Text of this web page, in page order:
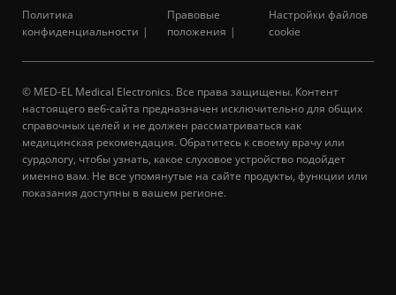
Политика
конфиденциальности
Правовые
положения
Настройки файлов
cookie
© MED-EL Medical Electronics. Все права защищены. Контент
настоящего веб-сайта предназначен исключительно для общих
справочных целей и не должен рассматриваться как
медицинская рекомендация. Обратитесь к своему врачу или
сурдологу, чтобы узнать, какое слуховое устройство подойдет
именно вам. Не все упомянутые на сайте продукты, функции или
показания доступны в вашем регионе.